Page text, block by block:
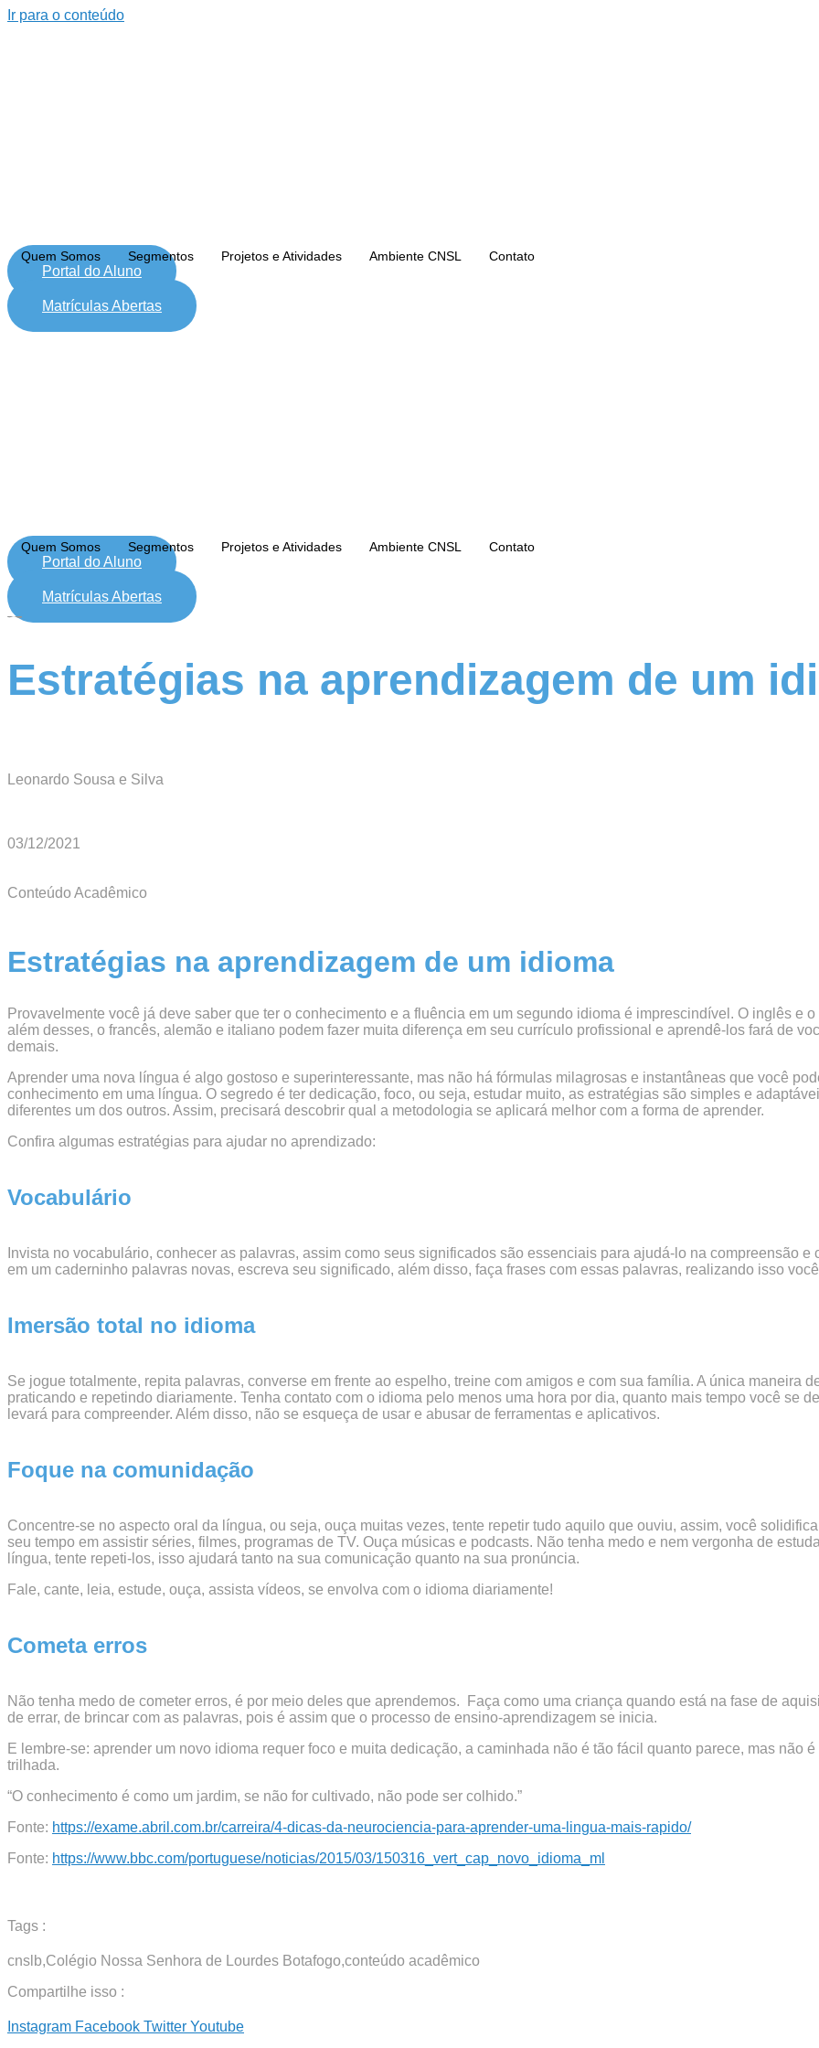
Ir para o conteúdo
Quem Somos Segmentos Projetos e Atividades Ambiente CNSL Contato
Portal do Aluno
Matrículas Abertas
Quem Somos Segmentos Projetos e Atividades Ambiente CNSL Contato
Portal do Aluno
Matrículas Abertas
Estratégias na aprendizagem de um
Leonardo Sousa e Silva
03/12/2021
Conteúdo Acadêmico
Estratégias na aprendizagem de um idioma
Provavelmente você já deve saber que ter o conhecimento e a fluência em um segundo idioma é imprescindível. O inglês e
além desses, o francês, alemão e italiano podem fazer muita diferença em seu currículo profissional e aprendê-los fará de
demais.
Aprender uma nova língua é algo gostoso e superinteressante, mas não há fórmulas milagrosas e instantâneas que você
conhecimento em uma língua. O segredo é ter dedicação, foco, ou seja, estudar muito, as estratégias são simples e
diferentes um dos outros. Assim, precisará descobrir qual a metodologia se aplicará melhor com a forma de aprender.
Confira algumas estratégias para ajudar no aprendizado:
Vocabulário
Invista no vocabulário, conhecer as palavras, assim como seus significados são essenciais para ajudá-lo na compreensão
em um caderninho palavras novas, escreva seu significado, além disso, faça frases com essas palavras, realizando isso
Imersão total no idioma
Se jogue totalmente, repita palavras, converse em frente ao espelho, treine com amigos e com sua família. A única maneira
praticando e repetindo diariamente. Tenha contato com o idioma pelo menos uma hora por dia, quanto mais tempo você se
levará para compreender. Além disso, não se esqueça de usar e abusar de ferramentas e aplicativos.
Foque na comunidação
Concentre-se no aspecto oral da língua, ou seja, ouça muitas vezes, tente repetir tudo aquilo que ouviu, assim, você
seu tempo em assistir séries, filmes, programas de TV. Ouça músicas e podcasts. Não tenha medo e nem vergonha de
língua, tente repeti-los, isso ajudará tanto na sua comunicação quanto na sua pronúncia.
Fale, cante, leia, estude, ouça, assista vídeos, se envolva com o idioma diariamente!
Cometa erros
Não tenha medo de cometer erros, é por meio deles que aprendemos. Faça como uma criança quando está na fase de
de errar, de brincar com as palavras, pois é assim que o processo de ensino-aprendizagem se inicia.
E lembre-se: aprender um novo idioma requer foco e muita dedicação, a caminhada não é tão fácil quanto parece, mas não
trilhada.
“O conhecimento é como um jardim, se não for cultivado, não pode ser colhido.”
Fonte: https://exame.abril.com.br/carreira/4-dicas-da-neurociencia-para-aprender-uma-lingua-mais-rapido/
Fonte: https://www.bbc.com/portuguese/noticias/2015/03/150316_vert_cap_novo_idioma_ml
Tags :
cnslb,Colégio Nossa Senhora de Lourdes Botafogo,conteúdo acadêmico
Compartilhe isso :
Instagram Facebook Twitter Youtube